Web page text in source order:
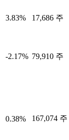
3.83% 17,686 주
-2.17% 79,910 주
0.38% 167,074 주